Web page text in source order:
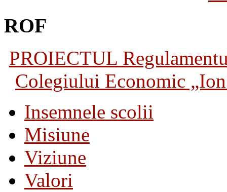
ROF
PROIECTUL
Colegiului Economic
Insemnele scolii
Misiune
Viziune
Valori